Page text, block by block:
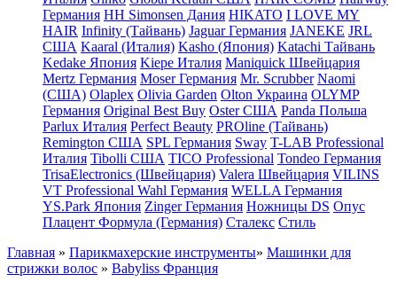
Германия HH Simonsen Дания HIKATO I LOVE MY
HAIR Infinity (Тайвань) Jaguar Германия JANEKE JRL
США Kaaral (Италия) Kasho (Япония) Katachi Тайвань
Kedake Япония Kiepe Италия Maniquick Швейцария
Mertz Германия Moser Германия Mr. Scrubber Naomi
(США) Olaplex Olivia Garden Olton Украина OLYMP
Германия Original Best Buy Oster США Panda Польша
Parlux Италия Perfect Beauty PROline (Тайвань)
Remington США SPL Германия Sway T-LAB Professional
Италия Tibolli США TICO Professional Tondeo Германия
TrisaElectronics (Швейцария) Valera Швейцария VILINS
VT Professional Wahl Германия WELLA Германия
YS.Park Япония Zinger Германия Ножницы DS Опус
Плацент Формула (Германия) Сталекс Стиль
Главная » Парикмахерские инструменты» Машинки для
стрижки волос » Babyliss Франция